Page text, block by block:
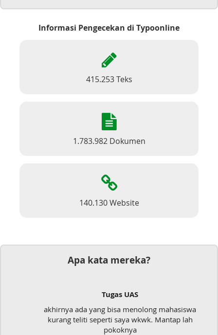
Informasi Pengecekan di Typoonline
415.253 Teks
1.783.982 Dokumen
140.130 Website
Apa kata mereka?
Tugas UAS
akhirnya ada yang bisa menolong mahasiswa
kurang teliti seperti saya wkwk. Mantap lah
pokoknya